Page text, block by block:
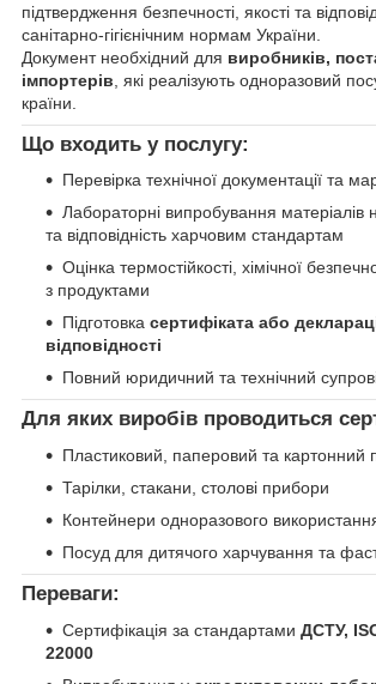
підтвердження безпечності, якості та
санітарно-гігієнічним нормам України.
Документ необхідний для виробників,
імпортерів , які реалізують одноразовий
країни.
Що входить у послугу:
Перевірка технічної документації та
Лабораторні випробування матеріалів
та відповідність харчовим стандартам
Оцінка термостійкості, хімічної
з продуктами
Підготовка сертифіката або
відповідності
Повний юридичний та технічний
Для яких виробів проводиться
Пластиковий, паперовий та картонний
Тарілки, стакани, столові прибори
Контейнери одноразового
Посуд для дитячого харчування та
Переваги:
Сертифікація за стандартами ДСТУ,
22000